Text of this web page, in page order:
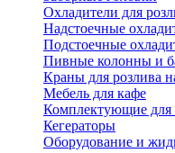
Охладители для
Надстоечные
Подстоечные
Пивные колонны и
Краны для розлива
Мебель для кафе
Комплектующие для
Кегераторы
Оборудование и